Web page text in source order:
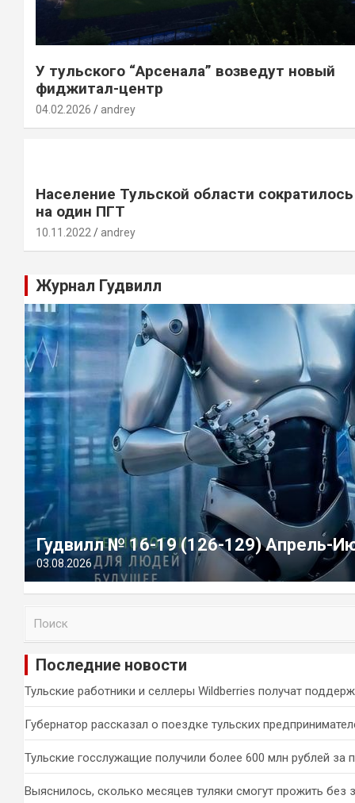
У тульского “Арсенала” возведут новый
фиджитал-центр
04.02.2026 andrey
Население Тульской области сократилось
на один ПГТ
10.11.2022 andrey
Журнал Гудвилл
Гудвилл № 16-19 (126-129) Апрель-
03.08.2026
и
Последние новости
Тульские работники и селлеры Wildberries получат
Губернатор рассказал о поездке тульских
Тульские госслужащие получили более 600 млн рублей за
Выяснилось, сколько месяцев туляки смогут прожить без